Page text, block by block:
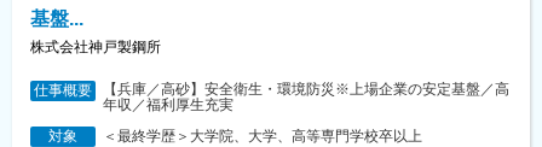
基盤...
株式会社神戸製鋼所
仕事概要
【兵庫／高砂】安全衛生・環境防災※上場企業の安定基盤／高
年収／福利厚生充実
対象
＜最終学歴＞大学院、大学、高等専門学校卒以上